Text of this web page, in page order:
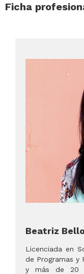
Ficha
Beatriz Bello
Licenciada en
de Programas y
y más de 20